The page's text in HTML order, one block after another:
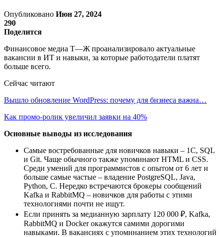
Опубликовано Июн 27, 2024
290
Поделится
Финансовое медиа Т—Ж проанализировало актуальные
вакансии в ИТ и навыки, за которые работодатели платят
больше всего.
Сейчас читают
Вышло обновление WordPress: почему для бизнеса важна…
Как промо-ролик увеличил заявки на 40%
Основные выводы из исследования
Самые востребованные для новичков навыки – 1С, SQL
и Git. Чаще обычного также упоминают HTML и CSS.
Среди умений для программистов с опытом от 6 лет и
больше самые частые – владение PostgreSQL, Java,
Python, C. Нередко встречаются брокеры сообщений
Kafka и RabbitMQ – новичков для работы с этими
технологиями почти не ищут.
Если принять за медианную зарплату 120 000 ₽, Kafka,
RabbitMQ и Docker окажутся самими дорогими
навыками. В вакансиях с упоминанием этих технологий